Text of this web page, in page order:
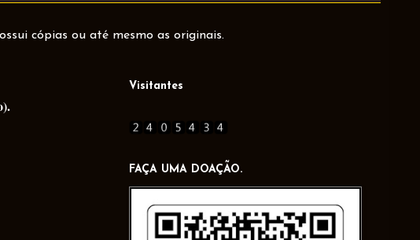
cópias ou até mesmo as originais.
Visitantes
FAÇA UMA DOAÇÃO.